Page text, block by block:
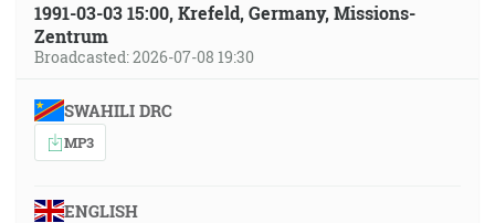
1991-03-03 15:00, Krefeld, Germany, Missions-
Zentrum
Broadcasted: 2026-07-08 19:30
SWAHILI DRC
MP3
ENGLISH